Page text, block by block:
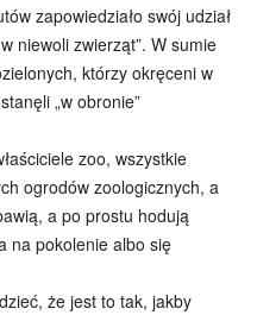
zapowiedziało swój udział
niewoli zwierząt”. W sumie
którzy okręceni w
„w obronie”
zoo, wszystkie
ogrodów zoologicznych, a
a po prostu hodują
na pokolenie albo się
że jest to tak, jakby